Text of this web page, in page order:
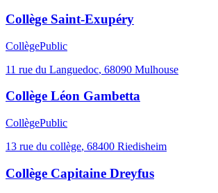
Collège Saint-Exupéry
CollègePublic
11 rue du Languedoc, 68090 Mulhouse
Collège Léon Gambetta
CollègePublic
13 rue du collège, 68400 Riedisheim
Collège Capitaine Dreyfus